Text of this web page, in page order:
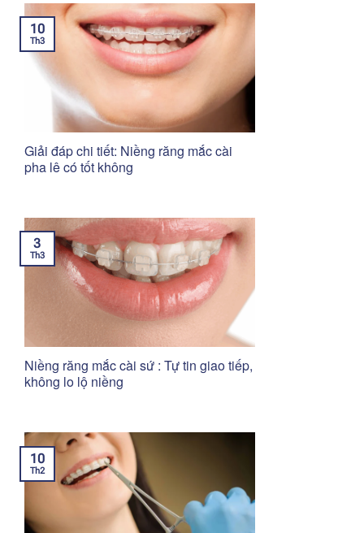
Giải đáp chi tiết: Niềng răng mắc cài
pha lê có tốt không
10
Th3
Niềng răng mắc cài sứ : Tự tin giao tiếp,
không lo lộ niềng
3
Th3
10
Th2